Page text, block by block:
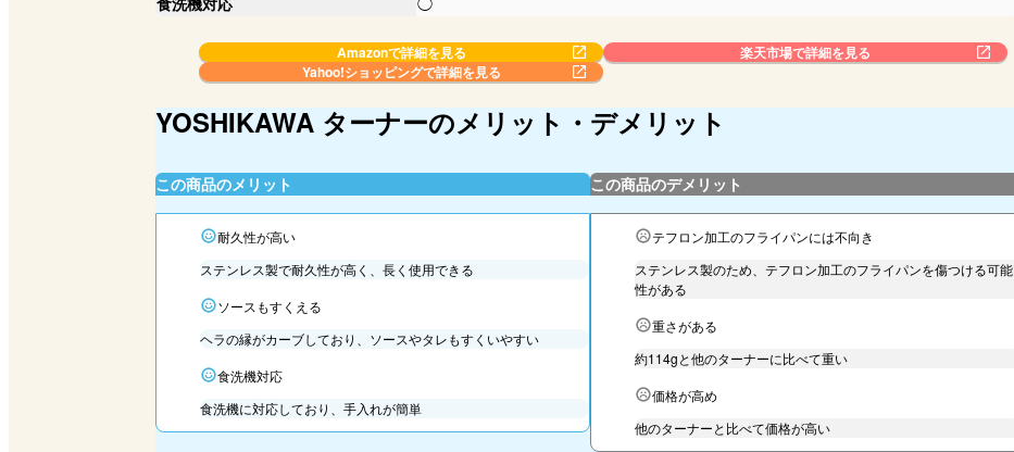
Amazonで詳細を見る
楽天市場で詳細を見る
Yahoo!ショッピングで詳細を見る
YOSHIKAWA ターナーのメリット・デメリット
この商品のメリット
耐久性が高い
ステンレス製で耐久性が高く、長く使用できる
ソースもすくえる
ヘラの縁がカーブしており、ソースやタレもすくいやすい
食洗機対応
食洗機に対応しており、手入れが簡単
この商品のデメリット
テフロン加工のフライパンには不向き
ステンレス製のため、テフロン加工のフライパンを傷つける可能
性がある
重さがある
約114gと他のターナーに比べて重い
価格が高め
他のターナーと比べて価格が高い